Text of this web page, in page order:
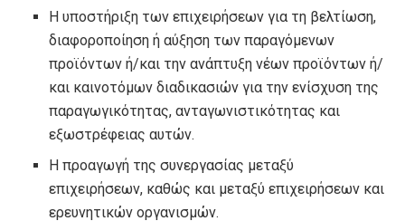
Η υποστήριξη των επιχειρήσεων για τη βελτίωση,
διαφοροποίηση ή αύξηση των παραγόμενων
προϊόντων ή/και την ανάπτυξη νέων προϊόντων ή/
και καινοτόμων διαδικασιών για την ενίσχυση της
παραγωγικότητας, ανταγωνιστικότητας και
εξωστρέφειας αυτών.
Η προαγωγή της συνεργασίας μεταξύ
επιχειρήσεων, καθώς και μεταξύ επιχειρήσεων και
ερευνητικών οργανισμών.